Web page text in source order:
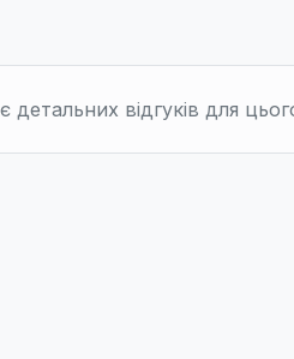
відгуків для